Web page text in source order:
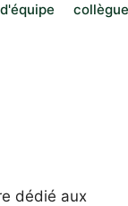
d'équipe
dédié aux